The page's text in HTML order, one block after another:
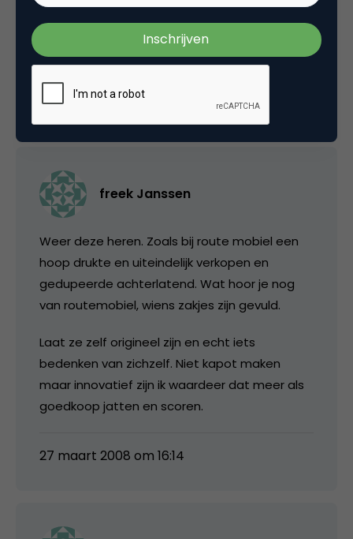
gratis publicity hebben. Kom nou toch zeg,
iemand die een internet concept overneemt,
het moet niet gekker worden met plagiaat.
27 maart 2008 om 14:40
freek Janssen
Weer deze heren. Zoals bij route mobiel een
hoop drukte en uiteindelijk verkopen en
gedupeerde achterlatend. Wat hoor je nog
van routemobiel, wiens zakjes zijn gevuld.
Laat ze zelf origineel zijn en echt iets
bedenken van zichzelf. Niet kapot maken
maar innovatief zijn ik waardeer dat meer als
goedkoop jatten en scoren.
27 maart 2008 om 16:14